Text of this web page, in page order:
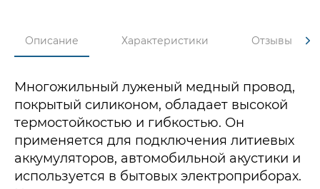
Описание Характеристики Отзывы
Многожильный луженый медный провод,
покрытый силиконом, обладает высокой
термостойкостью и гибкостью. Он
применяется для подключения литиевых
аккумуляторов, автомобильной акустики и
используется в бытовых электроприборах.